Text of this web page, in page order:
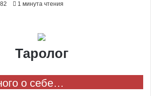
1 минута чтения
Таролог
о себе…